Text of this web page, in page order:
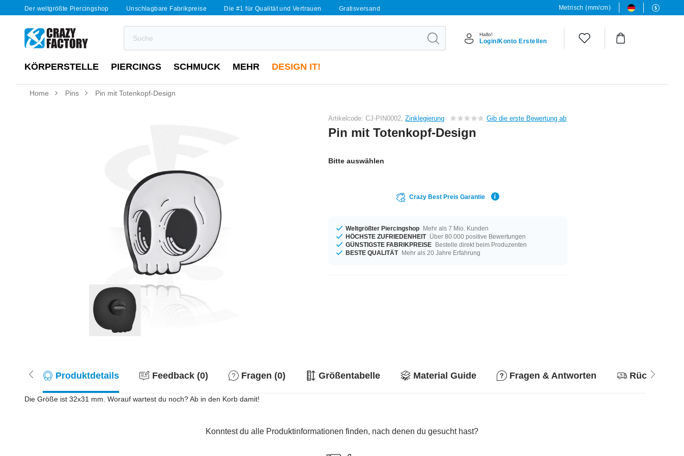
Der weltgrößte Piercingshop Unschlagbare Fabrikpreise Die #1 für Qualität und Vertrauen Gratisversand Metrisch (mm/cm)
Hallo!
Login/Konto Erstellen
KÖRPERSTELLE PIERCINGS SCHMUCK MEHR DESIGN IT!
Home Pins Pin mit Totenkopf-Design
Artikelcode: CJ-PIN0002,Zinklegierung Gib die erste Bewertung ab
Pin mit Totenkopf-Design
Bitte auswählen
Crazy Best Preis Garantie
Weltgrößter Piercingshop Mehr als 7 Mio. Kunden
HÖCHSTE ZUFRIEDENHEIT Über 80.000 positive Bewertungen
GÜNSTIGSTE FABRIKPREISE Bestelle direkt beim Produzenten
BESTE QUALITÄT Mehr als 20 Jahre Erfahrung
Produktdetails Feedback (0) Fragen (0) Größentabelle Material Guide Fragen & Antworten
Die Größe ist 32x31 mm. Worauf wartest du noch? Ab in den Korb damit!
Konntest du alle Produktinformationen finden, nach denen du gesucht hast?